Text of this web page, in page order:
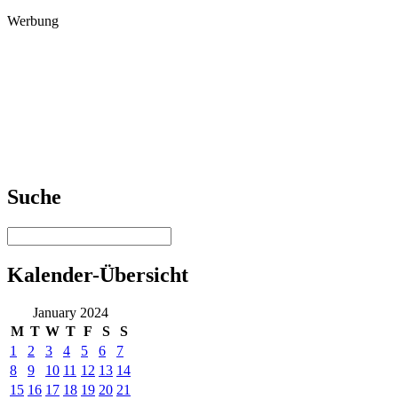
Werbung
Suche
Kalender-Übersicht
January 2024
M T W T F S
S
1
2 3 4 5 6
7
8
9 10 11 12 13 14
15 16 17 18 19 20 21